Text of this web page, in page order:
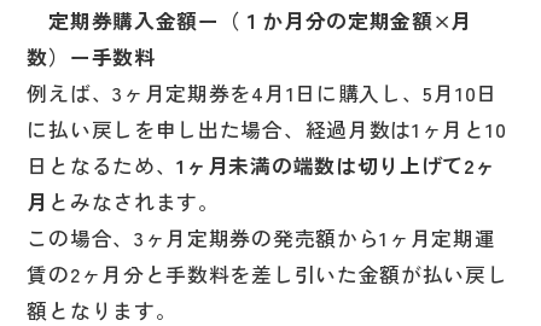
定期券購入金額ー（１か月分の定期金額×月
数）ー手数料
例えば、3ヶ月定期券を4月1日に購入し、5月10日
に払い戻しを申し出た場合、経過月数は1ヶ月と10
日となるため、1ヶ月未満の端数は切り上げて2ヶ
月 とみなされます。
この場合、3ヶ月定期券の発売額から1ヶ月定期運
賃の2ヶ月分と手数料を差し引いた金額が払い戻し
額となります。